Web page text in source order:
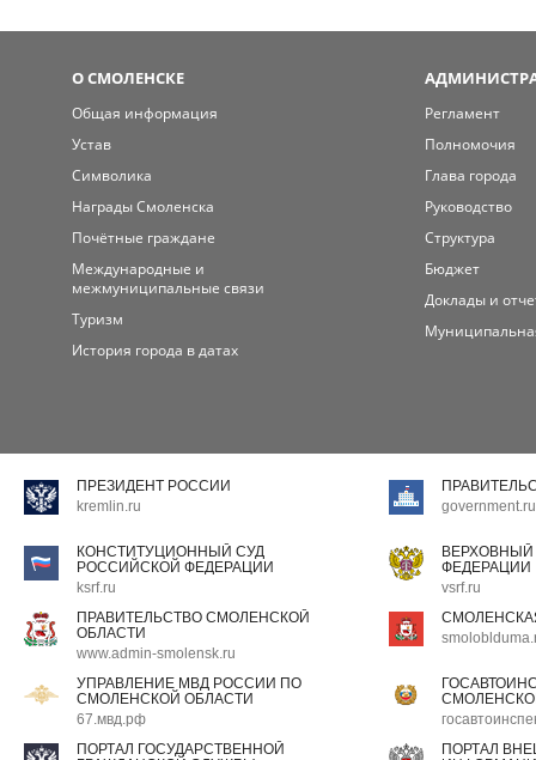
О СМОЛЕНСКЕ
Общая информация
Устав
Символика
Награды Смоленска
Почётные граждане
Международные и
межмуниципальные связи
Туризм
История города в датах
Регламент
Полномочия
Глава города
Руководство
Структура
Бюджет
Доклады и
ПРЕЗИДЕНТ РОССИИ
kremlin.ru
government.ru
КОНСТИТУЦИОННЫЙ СУД
РОССИЙСКОЙ ФЕДЕРАЦИИ
ksrf.ru
ФЕДЕРАЦИИ
vsrf.ru
ПРАВИТЕЛЬСТВО СМОЛЕНСКОЙ
ОБЛАСТИ
www.admin-smolensk.ru
УПРАВЛЕНИЕ МВД РОССИИ ПО
СМОЛЕНСКОЙ ОБЛАСТИ
67.мвд.рф
ПОРТАЛ ГОСУДАРСТВЕННОЙ
ПОРТАЛ